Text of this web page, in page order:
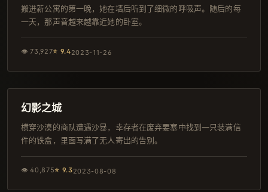
搬进新公寓的第一晚，她在墙后听到了细微的呼吸声。随后的每
一天，那声音越来越靠近她的卧室。
👁73,927⭐ 9.42023-11-26
杜比
幻影之城
横穿沙漠的商队遭遇沙暴，幸存者在废弃要塞中找到一只装满信
件的铁盒，里面写满了无人寄出的告别。
👁40,875⭐ 9.32023-08-08